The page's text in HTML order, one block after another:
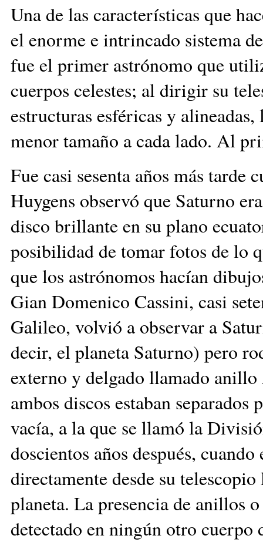
Una de las características que
el enorme e intrincado sistema
fue el primer astrónomo que
cuerpos celestes; al dirigir su
estructuras esféricas y
menor tamaño a cada lado. Al
Fue casi sesenta años más
Huygens observó que Saturno
disco brillante en su plano
posibilidad de tomar fotos de lo
que los astrónomos hacían
Gian Domenico Cassini, casi
Galileo, volvió a observar a
decir, el planeta Saturno) pero
externo y delgado llamado
ambos discos estaban
vacía, a la que se llamó la
doscientos años después,
directamente desde su
planeta. La presencia de anillos
detectado en ningún otro cuerpo